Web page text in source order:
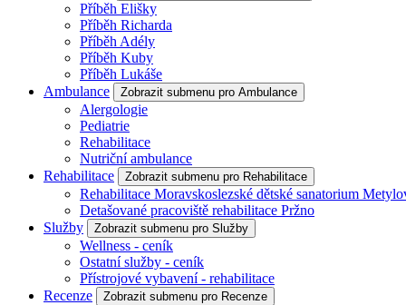
Příběh Elišky
Příběh Richarda
Příběh Adély
Příběh Kuby
Příběh Lukáše
Ambulance
Zobrazit submenu pro Ambulance
Alergologie
Pediatrie
Rehabilitace
Nutriční ambulance
Rehabilitace
Zobrazit submenu pro Rehabilitace
Rehabilitace Moravskoslezské dětské sanatorium
Detašované pracoviště rehabilitace Pržno
Služby
Zobrazit submenu pro Služby
Wellness - ceník
Ostatní služby - ceník
Přístrojové vybavení - rehabilitace
Recenze
Zobrazit submenu pro Recenze